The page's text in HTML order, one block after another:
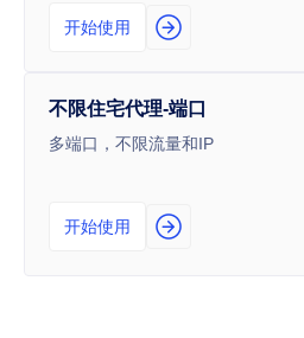
开始使用
不限住宅代理-端口
多端口，不限流量和IP
开始使用